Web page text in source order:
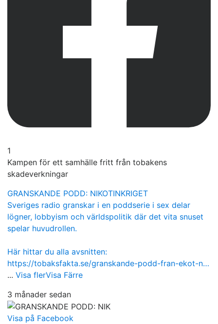
1
Kampen för ett samhälle fritt från tobakens
skadeverkningar
GRANSKANDE PODD: NIKOTINKRIGET
Sveriges radio granskar i en poddserie i sex delar
lögner, lobbyism och världspolitik där det vita snuset
spelar huvudrollen.
Här hittar du alla avsnitten:
https://tobaksfakta.se/granskande-podd-fran-ekot-n…
... Visa flerVisa Färre
3 månader sedan
Visa på Facebook